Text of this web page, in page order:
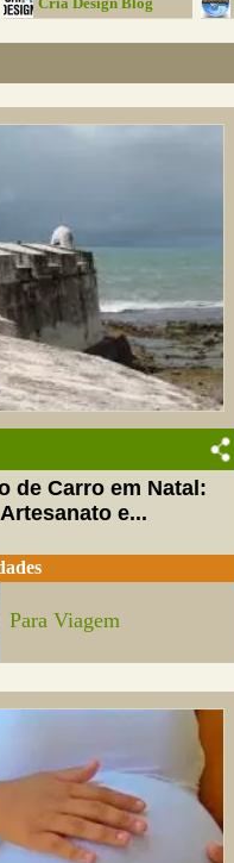
de Carro em Natal:
e...
Para Viagem